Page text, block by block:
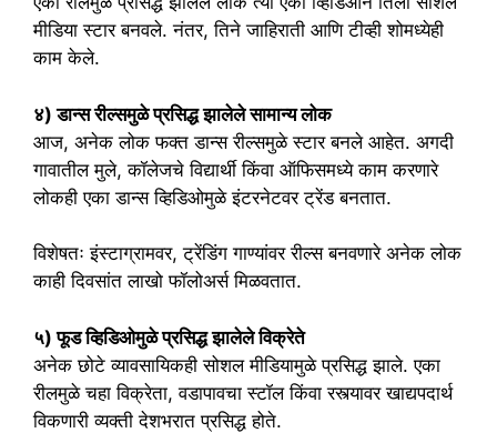
मीडिया स्टार बनवले. नंतर, तिने जाहिराती आणि टीव्ही शोमध्येही
काम केले.
४) डान्स रील्समुळे प्रसिद्ध झालेले सामान्य लोक
आज, अनेक लोक फक्त डान्स रील्समुळे स्टार बनले आहेत. अगदी
गावातील मुले, कॉलेजचे विद्यार्थी किंवा ऑफिसमध्ये काम करणारे
लोकही एका डान्स व्हिडिओमुळे इंटरनेटवर ट्रेंड बनतात.
विशेषतः इंस्टाग्रामवर, ट्रेंडिंग गाण्यांवर रील्स बनवणारे अनेक लोक
काही दिवसांत लाखो फॉलोअर्स मिळवतात.
५) फूड व्हिडिओमुळे प्रसिद्ध झालेले विक्रेते
अनेक छोटे व्यावसायिकही सोशल मीडियामुळे प्रसिद्ध झाले. एका
रीलमुळे चहा विक्रेता, वडापावचा स्टॉल किंवा रस्त्यावर खाद्यपदार्थ
विकणारी व्यक्ती देशभरात प्रसिद्ध होते.